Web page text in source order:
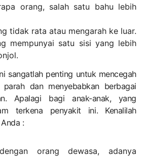
orang, salah satu bahu lebih
tidak rata atau mengarah ke luar.
mempunyai satu sisi yang lebih
sangatlah penting untuk mencegah
parah dan menyebabkan berbagai
Apalagi bagi anak-anak, yang
terkena penyakit ini. Kenalilah
:
orang dewasa, adanya